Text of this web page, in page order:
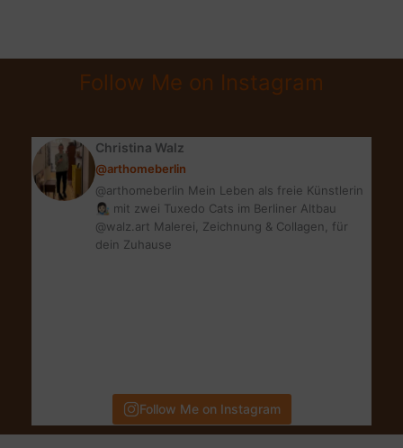
&
Follow Me on Instagram
Christina Walz
@arthomeberlin
@arthomeberlin Mein Leben als freie Künstlerin
👩🏻‍🎨 mit zwei Tuxedo Cats im Berliner Altbau
@walz.art Malerei, Zeichnung & Collagen, für
dein Zuhause
Follow Me on Instagram